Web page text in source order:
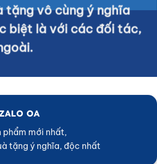
tặng vô cùng ý nghĩa
biệt là với các đối tác,
OA
phẩm mới nhất,
tặng ý nghĩa, độc nhất